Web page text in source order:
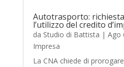
Autotrasporto:
l’utilizzo del credito
da Studio di Battista | Ago
Impresa
La CNA chiede di